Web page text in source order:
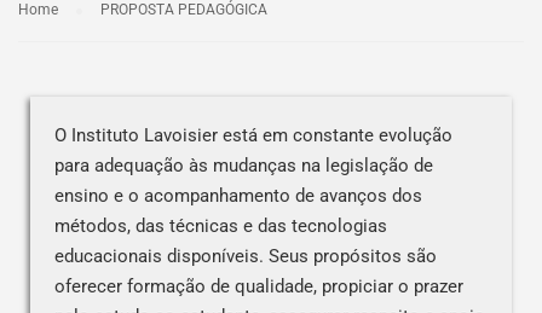
Home PROPOSTA PEDAGÓGICA
O Instituto Lavoisier está em constante evolução
para adequação às mudanças na legislação de
ensino e o acompanhamento de avanços dos
métodos, das técnicas e das tecnologias
educacionais disponíveis. Seus propósitos são
oferecer formação de qualidade, propiciar o prazer